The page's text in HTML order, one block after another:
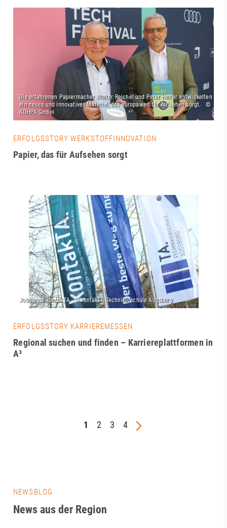
ERFOLGSSTORY WERKSTOFFINNOVATION
Papier, das für Aufsehen sorgt
ERFOLGSSTORY KARRIEREMESSEN
Regional suchen und finden – Karriereplattformen in
A³
1 2 3 4
NEWSBLOG
News aus der Region